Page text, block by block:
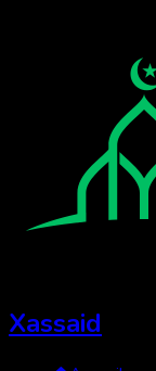
Xassaid